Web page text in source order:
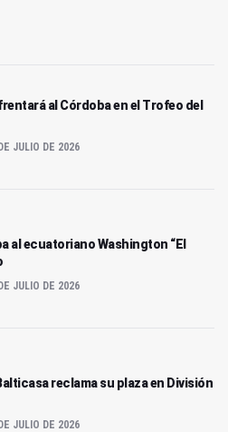
al Córdoba en el Trofeo del
JULIO DE 2026
al ecuatoriano Washington “El
JULIO DE 2026
reclama su plaza en División
JULIO DE 2026